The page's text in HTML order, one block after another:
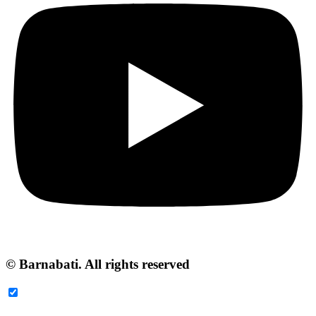
© Barnabati. All rights reserved